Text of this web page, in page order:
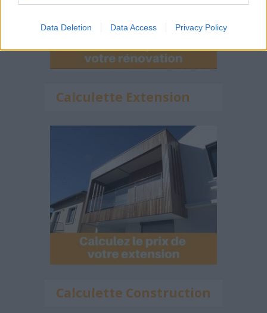
Data Deletion Data Access Privacy Policy
Calculette Extension
Calculette Construction